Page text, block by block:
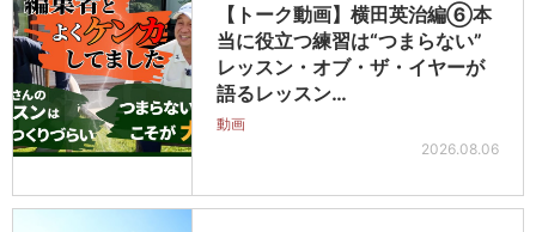
【トーク動画】横田英治編⑥本
当に役立つ練習は“つまらない”
レッスン・オブ・ザ・イヤーが
語るレッスン…
動画
2026.08.06